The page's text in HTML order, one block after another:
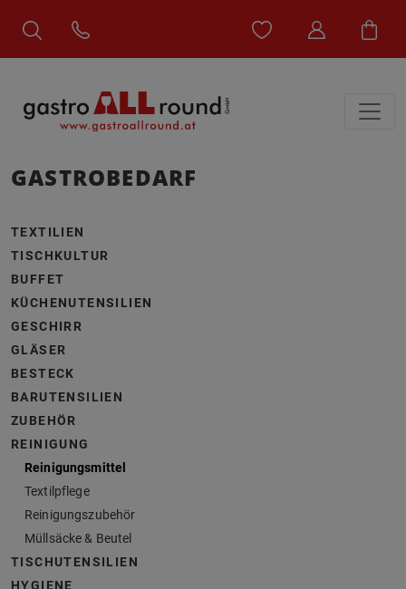
GASTROBEDARF
TEXTILIEN
TISCHKULTUR
BUFFET
KÜCHENUTENSILIEN
GESCHIRR
GLÄSER
BESTECK
BARUTENSILIEN
ZUBEHÖR
REINIGUNG
Reinigungsmittel
Textilpflege
Reinigungszubehör
Müllsäcke & Beutel
TISCHUTENSILIEN
HYGIENE